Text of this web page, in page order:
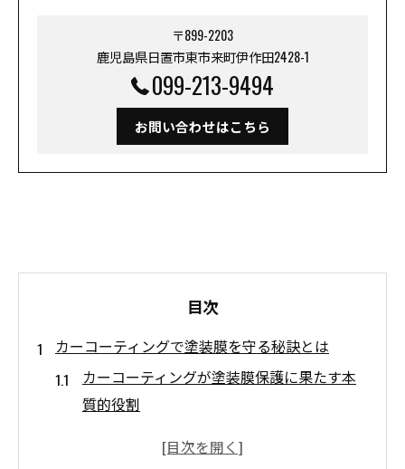
〒899-2203
鹿児島県日置市東市来町伊作田2428-1
099-213-9494
お問い合わせはこちら
目次
カーコーティングで塗装膜を守る秘訣とは
カーコーティングが塗装膜保護に果たす本
質的役割
塗膜とカーコーティングの違いを正しく理